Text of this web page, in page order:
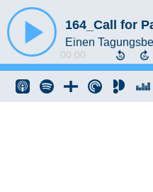
164_Call for
Einen
00:00